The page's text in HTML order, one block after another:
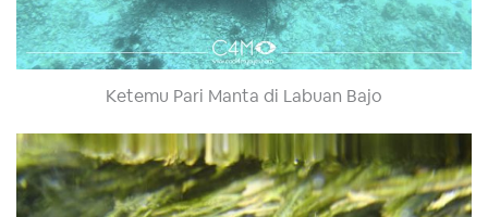
Ketemu Pari Manta di Labuan Bajo